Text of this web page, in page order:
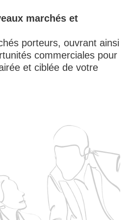
marchés et
porteurs, ouvrant ainsi
commerciales pour
et ciblée de votre